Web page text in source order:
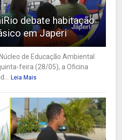
debate habitação
em Japeri
de Educação Ambiental
feira (28/05), a Oficina
Leia Mais